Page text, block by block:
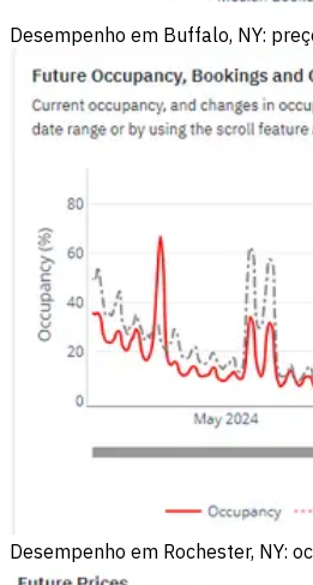
Desempenho em Buffalo, NY:
Desempenho em Rochester, NY: